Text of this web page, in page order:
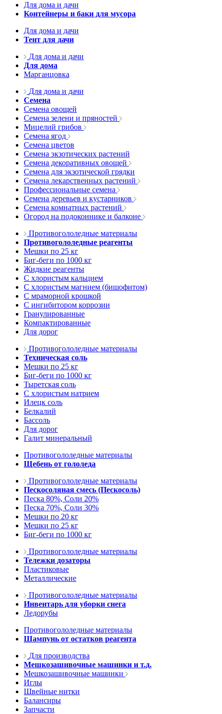
Для дома и дачи
Контейнеры и баки для мусора
Для дома и дачи
Тент для дачи
Для дома и дачи
Для дома
Марганцовка
Для дома и дачи
Семена
Семена овощей
Семена зелени и пряностей
Мицелий грибов
Семена ягод
Семена цветов
Семена экзотических растений
Семена декоративных овощей
Семена для экзотической грядки
Семена лекарственных растений
Профессиональные семена
Семена деревьев и кустарников
Семена комнатных растений
Огород на подоконнике и балконе
Противогололедные материалы
Противогололедные реагенты
Мешки по 25 кг
Биг-беги по 1000 кг
Жидкие реагенты
С хлористым кальцием
С хлористым магнием (бишофитом)
С мраморной крошкой
С ингибитором коррозии
Гранулированные
Компактированные
Для дорог
Противогололедные материалы
Техническая соль
Мешки по 25 кг
Биг-беги по 1000 кг
Тыретская соль
С хлористым натрием
Илецк соль
Белкалий
Бассоль
Для дорог
Галит минеральный
Противогололедные материалы
Щебень от гололеда
Противогололедные материалы
Пескосоляная смесь (Пескосоль)
Песка 80%, Соли 20%
Песка 70%, Соли 30%
Мешки по 20 кг
Мешки по 25 кг
Биг-беги по 1000 кг
Противогололедные материалы
Тележки дозаторы
Пластиковые
Металлические
Противогололедные материалы
Инвентарь для уборки снега
Ледорубы
Противогололедные материалы
Шампунь от остатков реагента
Для производства
Мешкозашивочные машинки и т.д.
Мешкозашивочные машинки
Иглы
Швейные нитки
Балансиры
Запчасти